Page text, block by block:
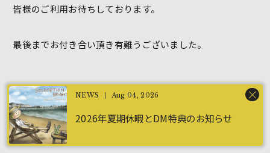
Aug 04, 2026
2026年夏期休暇とDM特典のお知らせ
皆様のご利用お待ちしております。
最後までお付き合い頂き有難うございました。
山田